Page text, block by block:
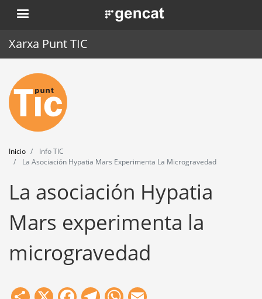
Pasar
al
. Obre en una nova finestra.
Xarxa Punt TIC
Inicio
Punt TIC
Actualidad
Agenda
Formación
Herramientas
Inicio
Info TIC
La Asociación Hypatia Mars Experimenta La Microgravedad
La asociación Hypatia
Mars experimenta la
microgravedad